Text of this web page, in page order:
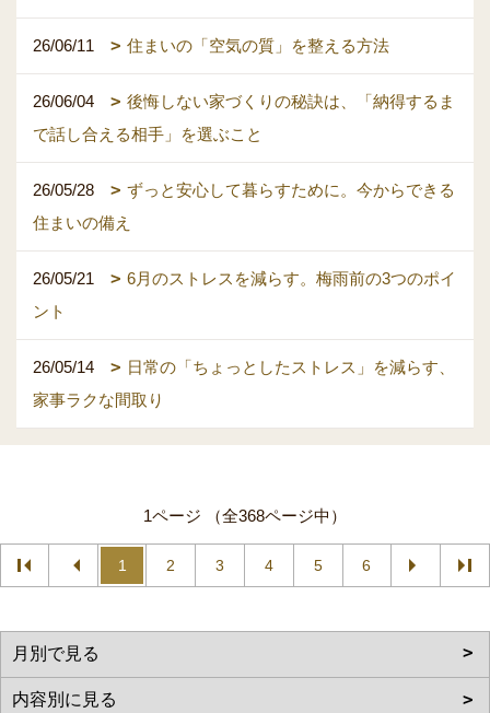
26/06/11 住まいの「空気の質」を整える方法
26/06/04
後悔しない家づくりの秘訣は、「納得するま
で話し合える相手」を選ぶこと
26/05/28
ずっと安心して暮らすために。今からできる
住まいの備え
26/05/21
6月のストレスを減らす。梅雨前の3つのポイ
ント
26/05/14
日常の「ちょっとしたストレス」を減らす、
家事ラクな間取り
1ページ （全368ページ中）
1 2 3 4 5 6